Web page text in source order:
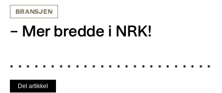
BRANSJEN
– Mer bredde i NRK!
Del artikkel